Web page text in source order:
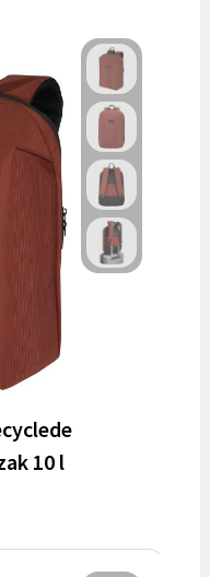
10 l